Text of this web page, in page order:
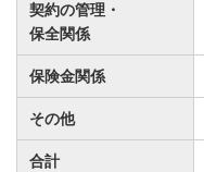
契約の管理・
保全関係
保険金関係
その他
合計